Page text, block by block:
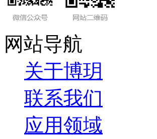
网站导航
关于博玥
联系我们
应用领域